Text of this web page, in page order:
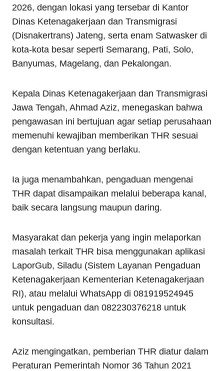
2026, dengan lokasi yang tersebar di Kantor
Dinas Ketenagakerjaan dan Transmigrasi
(Disnakertrans) Jateng, serta enam Satwasker di
kota-kota besar seperti Semarang, Pati, Solo,
Banyumas, Magelang, dan Pekalongan.
Kepala Dinas Ketenagakerjaan dan Transmigrasi
Jawa Tengah, Ahmad Aziz, menegaskan bahwa
pengawasan ini bertujuan agar setiap perusahaan
memenuhi kewajiban memberikan THR sesuai
dengan ketentuan yang berlaku.
Ia juga menambahkan, pengaduan mengenai
THR dapat disampaikan melalui beberapa kanal,
baik secara langsung maupun daring.
Masyarakat dan pekerja yang ingin melaporkan
masalah terkait THR bisa menggunakan aplikasi
LaporGub, Siladu (Sistem Layanan Pengaduan
Ketenagakerjaan Kementerian Ketenagakerjaan
RI), atau melalui WhatsApp di 081919524945
untuk pengaduan dan 082230376218 untuk
konsultasi.
Aziz mengingatkan, pemberian THR diatur dalam
Peraturan Pemerintah Nomor 36 Tahun 2021